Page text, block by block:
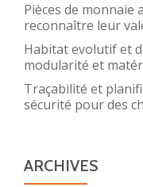
Pièces de monnaie
reconnaître leur
Habitat evolutif et
modularité et
Traçabilité et
sécurité pour des
ARCHIVES